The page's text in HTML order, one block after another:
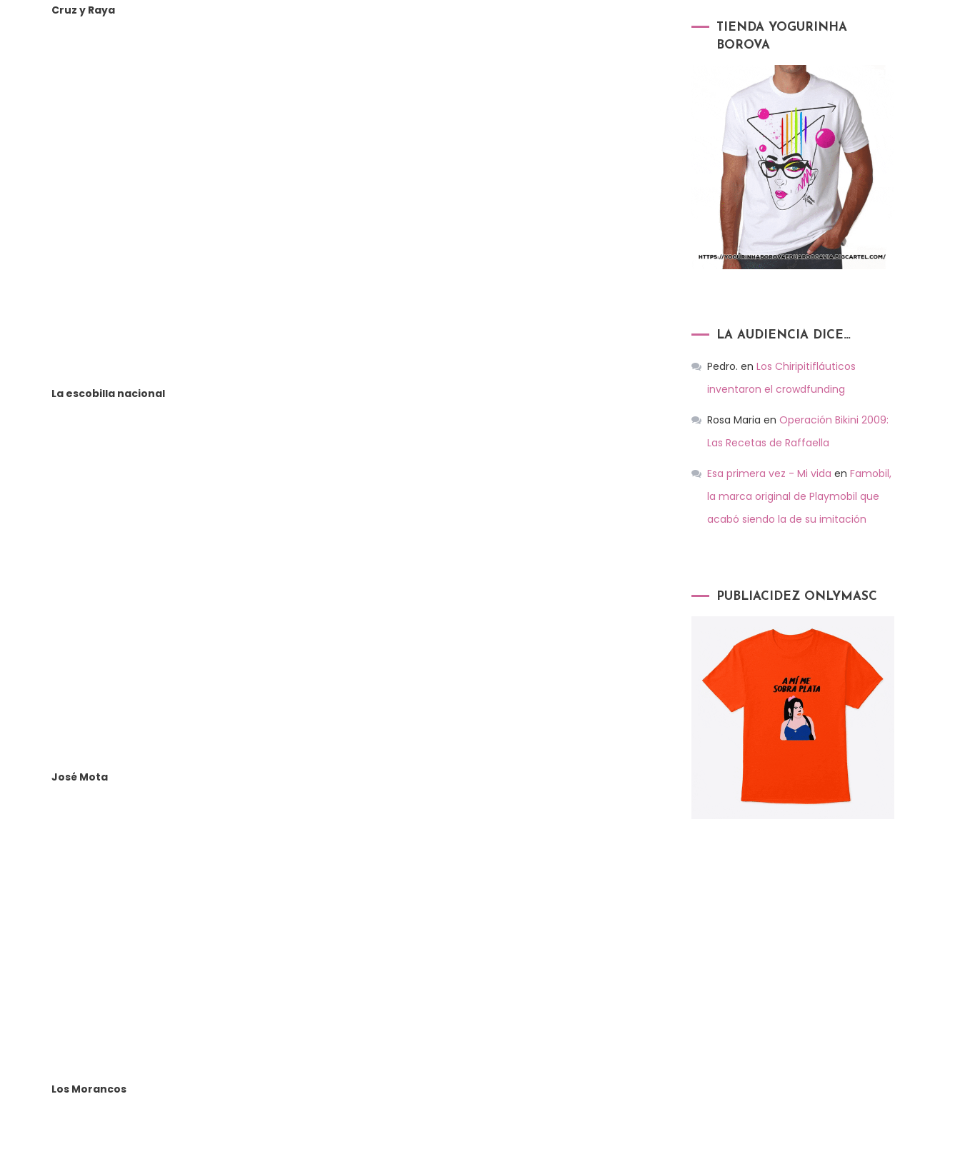
Cruz y Raya
La escobilla nacional
José Mota
Los Morancos
TIENDA YOGURINHA
BOROVA
LA AUDIENCIA DICE…
Pedro. en Los Chiripitifláuticos
inventaron el crowdfunding
Rosa Maria en Operación Bikini 2009:
Las Recetas de Raffaella
Esa primera vez - Mi vida en Famobil,
la marca original de Playmobil que
acabó siendo la de su imitación
PUBLIACIDEZ ONLYMASC